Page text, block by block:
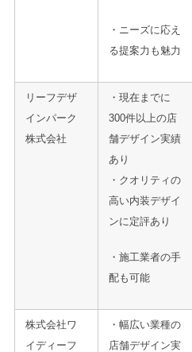
・ニーズに応え
る提案力も魅力
リーフデザ
インパーク
株式会社
・現在までに
300件以上の店
舗デザイン実績
あり
・クオリティの
高い内装デザイ
ンに定評あり
・施工業者の手
配も可能
株式会社ワ
イディーフ
・幅広い業種の
店舗デザイン実